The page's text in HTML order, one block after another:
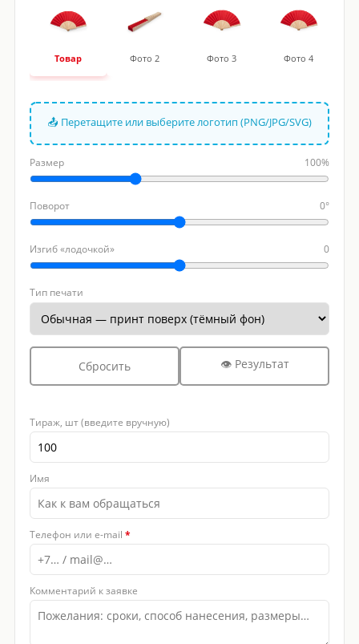
Товар Фото 2 Фото 3 Фото 4
📤 Перетащите или выберите логотип (PNG/JPG/SVG)
Размер 100%
Поворот 0°
Изгиб «лодочкой» 0
Тип печати
Сбросить 👁 Результат
Тираж, шт (введите вручную)
Имя
Телефон или e-mail *
Комментарий к заявке